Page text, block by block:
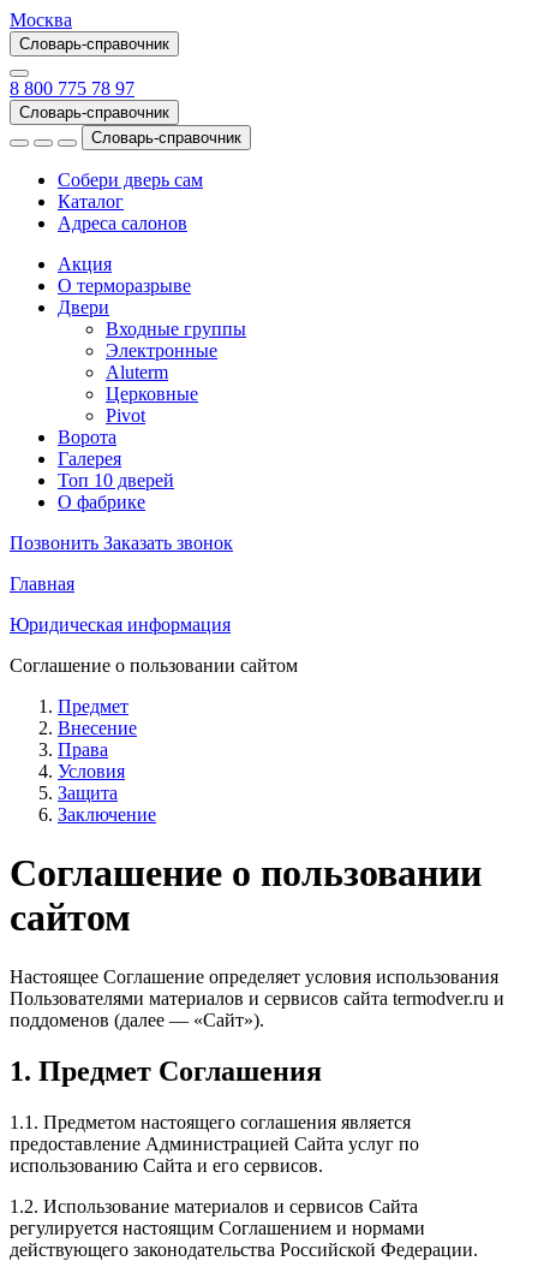
Москва
Словарь-справочник
8 800 775 78 97
Словарь-справочник
Словарь-справочник
Собери дверь сам
Каталог
Адреса салонов
Акция
О терморазрыве
Двери
Входные группы
Электронные
Aluterm
Церковные
Pivot
Ворота
Галерея
Топ 10 дверей
О фабрике
Позвонить Заказать звонок
Главная
Юридическая информация
Соглашение о пользовании сайтом
Предмет
Внесение
Права
Условия
Защита
Заключение
Соглашение о пользовании
сайтом
Настоящее Соглашение определяет условия использования
Пользователями материалов и сервисов сайта termodver.ru и
поддоменов (далее — «Сайт»).
1. Предмет Соглашения
1.1. Предметом настоящего соглашения является
предоставление Администрацией Сайта услуг по
использованию Сайта и его сервисов.
1.2. Использование материалов и сервисов Сайта
регулируется настоящим Соглашением и нормами
действующего законодательства Российской Федерации.